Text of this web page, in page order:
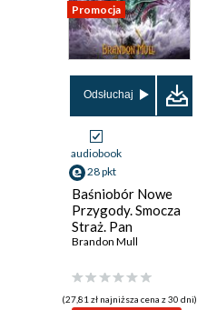
Promocja
Odsłuchaj
audiobook
28 pkt
Baśniobór Nowe
Przygody. Smocza
Straż. Pan
Widmowej Wyspy.
Brandon Mull
(27,81 zł najniższa cena z 30 dni)